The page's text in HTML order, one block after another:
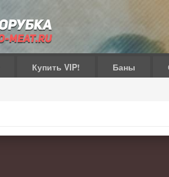
Купить VIP! Баны